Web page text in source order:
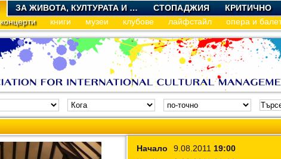
ЗА ЖИВОТА, КУЛТУРАТА И … СТОПАДЖИЯ КРИТИЧНО
концерти книги музеи клубове лайфстайл опера и
Начало 9.08.2011 19:00